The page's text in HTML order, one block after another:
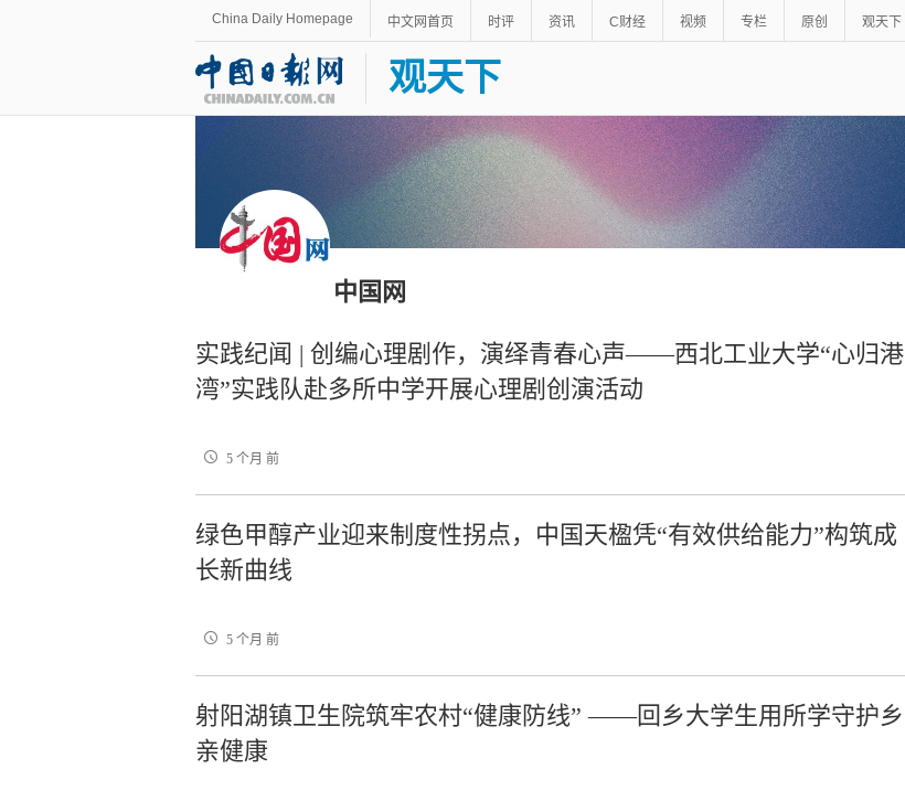
China Daily Homepage 中文网首页 时评 资讯 C财经 视频 专栏 原创 观天下
观天下
中国网
实践纪闻 | 创编心理剧作，演绎青春心声——西北工业大学“心归港
湾”实践队赴多所中学开展心理剧创演活动
5 个月 前
绿色甲醇产业迎来制度性拐点，中国天楹凭“有效供给能力”构筑成
长新曲线
5 个月 前
射阳湖镇卫生院筑牢农村“健康防线” ——回乡大学生用所学守护乡
亲健康